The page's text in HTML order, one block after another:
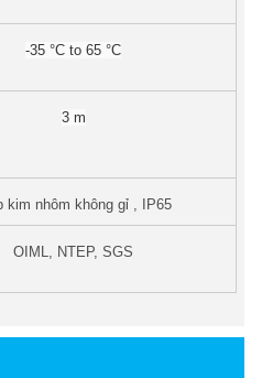
-35 °C to 65 °C
3 m
kim nhôm không gỉ , IP65
OIML, NTEP, SGS